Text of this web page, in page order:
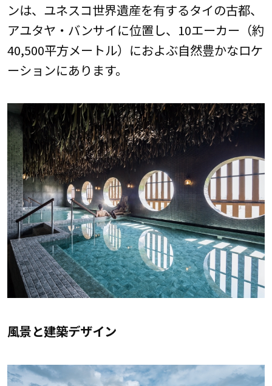
ンは、ユネスコ世界遺産を有するタイの古都、
アユタヤ・バンサイに位置し、10エーカー（約
40,500平方メートル）におよぶ自然豊かなロケ
ーションにあります。
風景と建築デザイン